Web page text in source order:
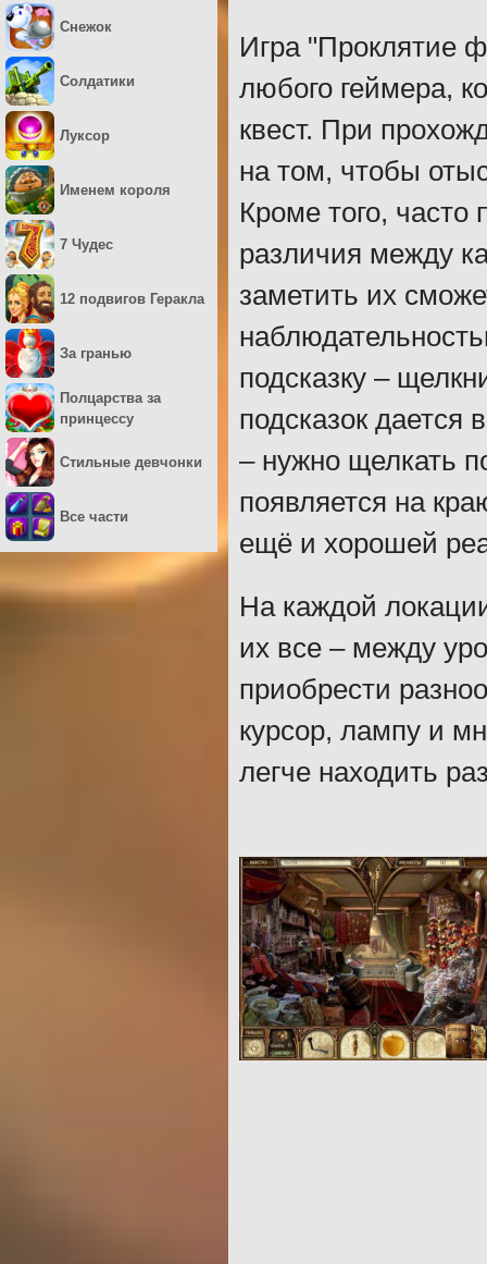
Игра "Проклятие
любого геймера,
квест. При
на том, чтобы
Кроме того, часто
различия между
заметить их
подсказку –
подсказок дается
– нужно щелкать
появляется на
ещё и хорошей
На каждой
их все – между
приобрести
курсор, лампу и
легче находить
Снежок
Солдатики
Луксор
Именем короля
7 Чудес
12 подвигов Геракла
За гранью
Полцарства за
принцессу
Стильные девчонки
Все части